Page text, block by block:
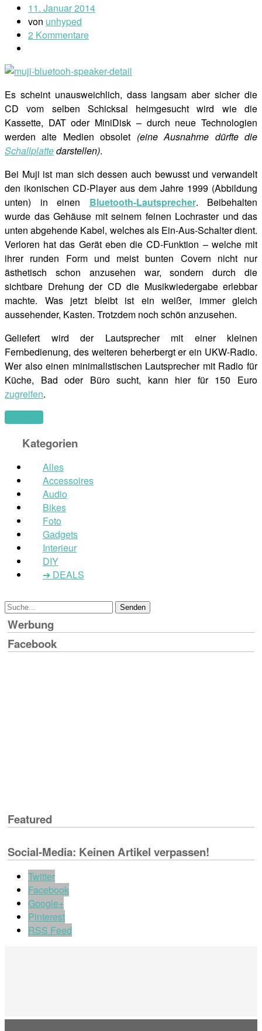
11. Januar 2014
von unhyped
2 Kommentare
Es scheint unausweichlich, dass langsam aber sicher die
CD vom selben Schicksal heimgesucht wird wie die
Kassette, DAT oder MiniDisk – durch neue Technologien
werden alte Medien obsolet (eine Ausnahme dürfte die
Schallplattedarstellen).
Bei Muji ist man sich dessen auch bewusst und verwandelt
den ikonischen CD-Player aus dem Jahre 1999 (Abbildung
unten) in einen Bluetooth-Lautsprecher. Beibehalten
wurde das Gehäuse mit seinem feinen Lochraster und das
unten abgehende Kabel, welches als Ein-Aus-Schalter dient.
Verloren hat das Gerät eben die CD-Funktion – welche mit
ihrer runden Form und meist bunten Covern nicht nur
ästhetisch schon anzusehen war, sondern durch die
sichtbare Drehung der CD die Musikwiedergabe erlebbar
machte. Was jetzt bleibt ist ein weißer, immer gleich
aussehender, Kasten. Trotzdem noch schön anzusehen.
Geliefert wird der Lautsprecher mit einer kleinen
Fernbedienung, des weiteren beherbergt er ein UKW-Radio.
Wer also einen minimalistischen Lautsprecher mit Radio für
Küche, Bad oder Büro sucht, kann hier für 150 Euro
zugreifen.
(mehr …)
Kategorien
Alles
Accessoires
Audio
Bikes
Foto
Gadgets
Interieur
DIY
➔ DEALS
Werbung
Facebook
Featured
Social-Media: Keinen Artikel verpassen!
Twitter
Facebook
Google+
Pinterest
RSS Feed